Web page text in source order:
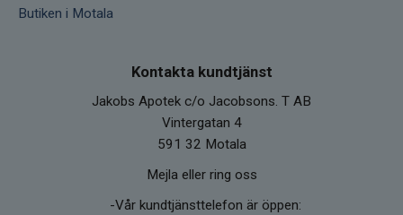
Butiken i Motala
Kontakta kundtjänst
Jakobs Apotek c/o Jacobsons. T AB
Vintergatan 4
591 32 Motala
Mejla eller ring oss
-Vår kundtjänsttelefon är öppen: